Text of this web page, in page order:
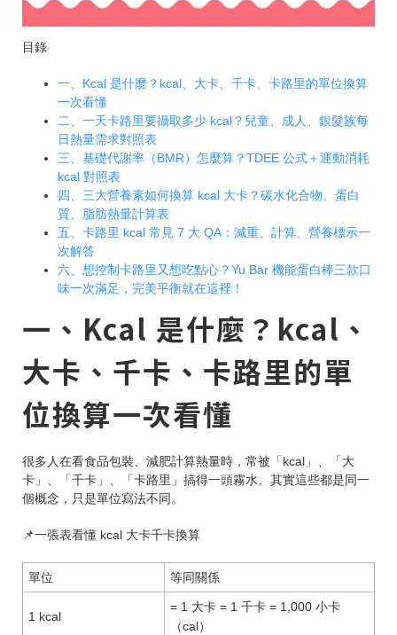
目錄
一、Kcal 是什麼？kcal、大卡、千卡、卡路里的單位換算
一次看懂
二、一天卡路里要攝取多少 kcal？兒童、成人、銀髮族每
日熱量需求對照表
三、基礎代謝率（BMR）怎麼算？TDEE 公式＋運動消耗
kcal 對照表
四、三大營養素如何換算 kcal 大卡？碳水化合物、蛋白
質、脂肪熱量計算表
五、卡路里 kcal 常見 7 大 QA：減重、計算、營養標示一
次解答
六、想控制卡路里又想吃點心？Yu Bar 機能蛋白棒三款口
味一次滿足，完美平衡就在這裡！
一、Kcal 是什麼？kcal、
大卡、千卡、卡路里的單
位換算一次看懂
很多人在看食品包裝、減肥計算熱量時，常被「kcal」、「大
卡」、「千卡」、「卡路里」搞得一頭霧水。其實這些都是同一
個概念，只是單位寫法不同。
📌一張表看懂 kcal 大卡千卡換算
單位 等同關係
1 kcal
= 1 大卡 = 1 千卡 = 1,000 小卡
（cal）